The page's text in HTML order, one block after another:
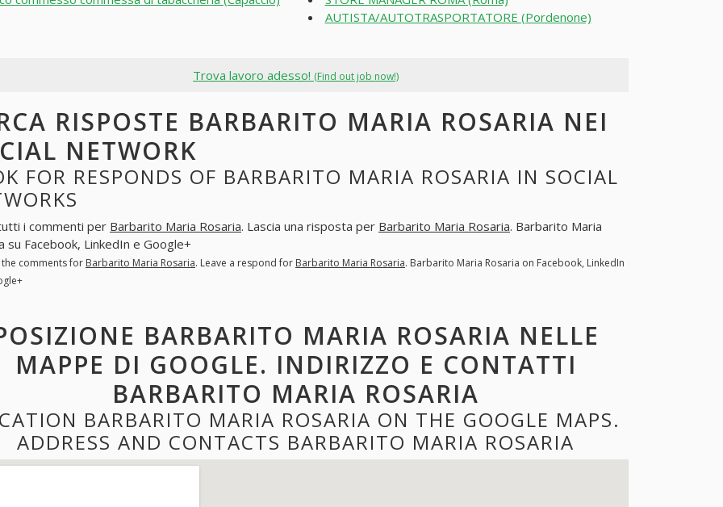
AUTISTA/AUTOTRASPORTATORE (Pordenone)
Trova lavoro adesso! (Find out job now!)
RISPOSTE BARBARITO MARIA ROSARIA NEI
NETWORK
FOR RESPONDS OF BARBARITO MARIA ROSARIA IN SOCIAL
i commenti per Barbarito Maria Rosaria. Lascia una risposta per Barbarito Maria Rosaria. Barbarito Maria
su Facebook, LinkedIn e Google+
the comments for Barbarito Maria Rosaria. Leave a respond for Barbarito Maria Rosaria. Barbarito Maria Rosaria on Facebook, LinkedIn
BARBARITO MARIA ROSARIA NELLE
MAPPE DI GOOGLE. INDIRIZZO E CONTATTI
BARBARITO MARIA ROSARIA
BARBARITO MARIA ROSARIA ON THE GOOGLE MAPS.
ADDRESS AND CONTACTS BARBARITO MARIA ROSARIA